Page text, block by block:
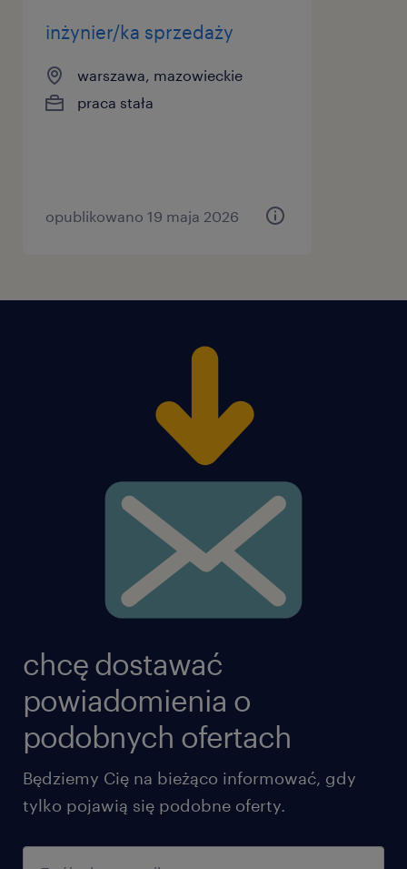
inżynier/ka sprzedaży
warszawa, mazowieckie
praca stała
opublikowano 19 maja 2026
chcę dostawać
powiadomienia o
podobnych ofertach
Będziemy Cię na bieżąco informować, gdy
tylko pojawią się podobne oferty.